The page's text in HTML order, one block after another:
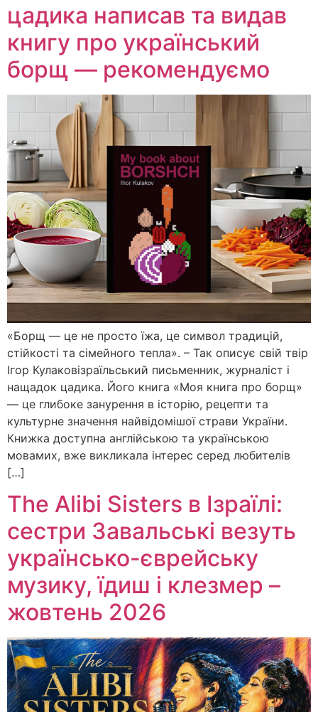
цадика написав та видав
книгу про український
борщ — рекомендуємо
«Борщ — це не просто їжа, це символ традицій,
стійкості та сімейного тепла». – Так описує свій твір
Ігор Кулаковізраїльський письменник, журналіст і
нащадок цадика. Його книга «Моя книга про борщ»
— це глибоке занурення в історію, рецепти та
культурне значення найвідомішої страви України.
Книжка доступна англійською та українською
мовамих, вже викликала інтерес серед любителів
[…]
The Alibi Sisters в Ізраїлі:
сестри Завальські везуть
українсько-єврейську
музику, їдиш і клезмер –
жовтень 2026